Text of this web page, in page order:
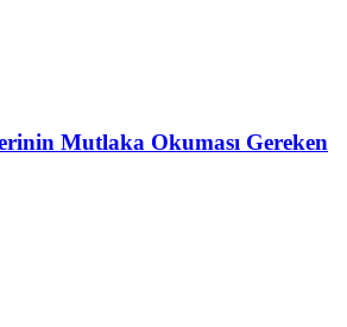
Mutlaka Okuması Gereken